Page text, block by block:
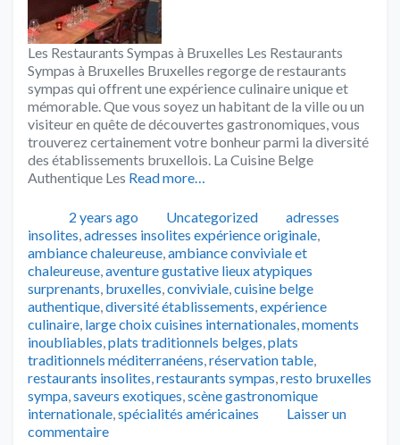
Les Restaurants Sympas à Bruxelles Les Restaurants
Sympas à Bruxelles Bruxelles regorge de restaurants
sympas qui offrent une expérience culinaire unique et
mémorable. Que vous soyez un habitant de la ville ou un
visiteur en quête de découvertes gastronomiques, vous
trouverez certainement votre bonheur parmi la diversité
des établissements bruxellois. La Cuisine Belge
Authentique Les Read more…
Publié2 years ago Catégories
Uncategorized Tags
adresses
insolites,adresses insolites expérience originale,
ambiance chaleureuse,ambiance conviviale et
chaleureuse,aventure gustative lieux atypiques
surprenants, bruxelles,conviviale,cuisine belge
authentique,diversité établissements,expérience
culinaire, large choix cuisines internationales,moments
inoubliables,plats traditionnels belges,plats
traditionnels méditerranéens,réservation table,
restaurants insolites,restaurants sympas,resto bruxelles
sympa,saveurs exotiques,scène gastronomique
internationale,spécialités américaines
Laisser un
commentaire